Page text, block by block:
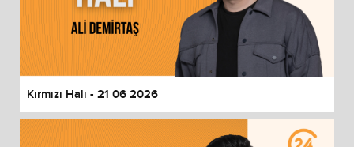
Kırmızı Halı - 21 06 2026